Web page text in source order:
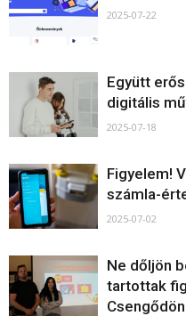
2025-07-22
Együtt
digitális
2025-07-18
Figyelem!
számla-
2025-07-02
Ne dőljön
tartottak
Csengődön